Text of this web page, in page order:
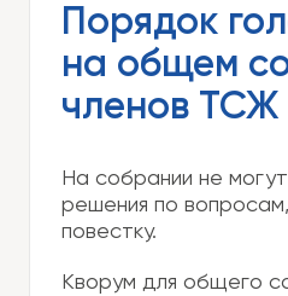
Порядок
на общем
членов ТСЖ
На собрании не
решения по
повестку.
Кворум для общего